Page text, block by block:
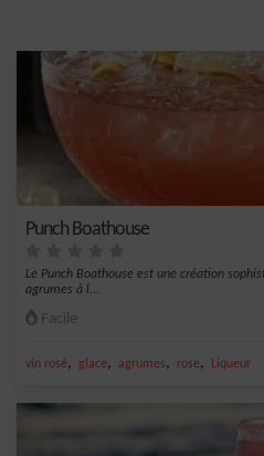
Punch Boathouse
Le Punch Boathouse est une création
agrumes à l...
Facile
vin rosé, glace, agrumes, rose, Liqueur